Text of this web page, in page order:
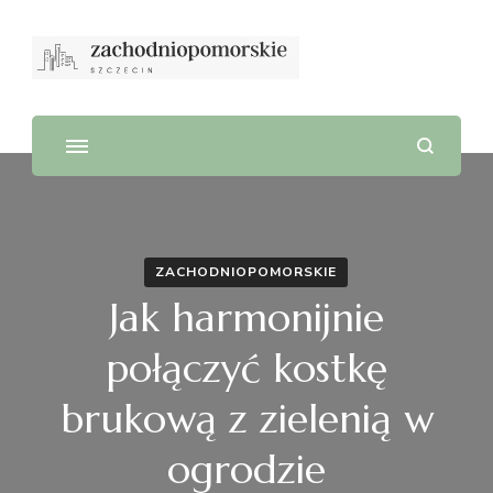
ZACHODNIOPOMORSKIE
Jak harmonijnie
połączyć kostkę
brukową z zielenią w
ogrodzie